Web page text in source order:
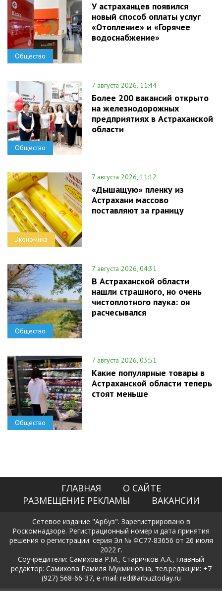
Общество
У астраханцев появился
новый способ оплаты услуг
«Отопление» и «Горячее
водоснабжение»
Общество
7 августа 2026, 11:44
Более 200 вакансий открыто
на железнодорожных
предприятиях в Астраханской
области
Экономика
7 августа 2026, 11:12
«Дышащую» пленку из
Астрахани массово
поставляют за границу
Общество
7 августа 2026, 04:31
В Астраханской области
нашли страшного, но очень
чистоплотного паука: он
расчесывался
Общество
7 августа 2026, 03:51
Какие популярные товары в
Астраханской области теперь
стоят меньше
ГЛАВНАЯ
О САЙТЕ
РАЗМЕЩЕНИЕ РЕКЛАМЫ
ВАКАНСИИ
Сетевое издание "Арбуз". Зарегистрировано в
Роскомнадзоре. Регистрационный номер и дата принятия
решения о регистрации: серия Эл № ФС77-83656 от 26 июля
2022 г.
Соучредители: Самихова Р.М., Старичков А.А., главный
редактор: Самихова Рамиля Мукминовна, тел.редакции: +7
(927) 568-66-37, e-mail: red@arbuztoday.ru